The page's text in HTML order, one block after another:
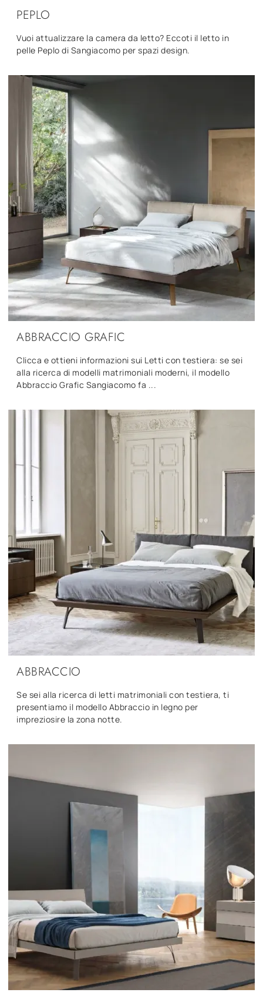
PEPLO
Vuoi attualizzare la camera da letto? Eccoti il letto in
pelle Peplo di Sangiacomo per spazi design.
ABBRACCIO GRAFIC
Clicca e ottieni informazioni sui Letti con testiera: se sei
alla ricerca di modelli matrimoniali moderni, il modello
Abbraccio Grafic Sangiacomo fa ...
ABBRACCIO
Se sei alla ricerca di letti matrimoniali con testiera, ti
presentiamo il modello Abbraccio in legno per
impreziosire la zona notte.